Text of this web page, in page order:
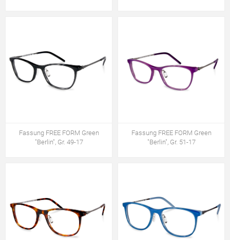
Fassung FREE FORM Green
"Berlin", Gr. 49-17
Fassung FREE FORM Green
"Berlin", Gr. 51-17